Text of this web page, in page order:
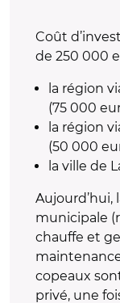
Coût
de 250 000
la région
(75 000
la région
(50 000
la ville de
Aujourd’hui,
municipale
chauffe et
copeaux
privé, une